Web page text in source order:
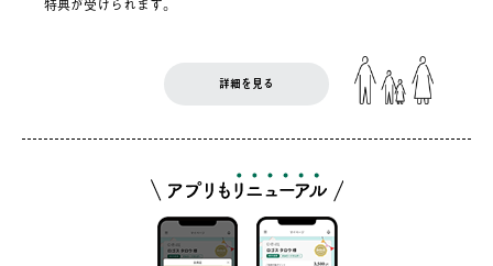
詳細を見る